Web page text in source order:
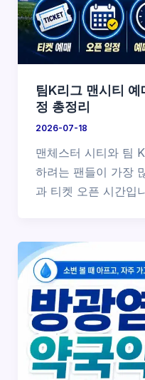
팀K리그 맨시티
정 총정리
2026-07-18
맨체스터 시티와 팀
하려는 팬들이 가장
과 티켓 오픈 시간입